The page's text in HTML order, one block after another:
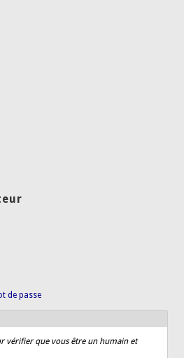
de passe
vérifier que vous être un humain et